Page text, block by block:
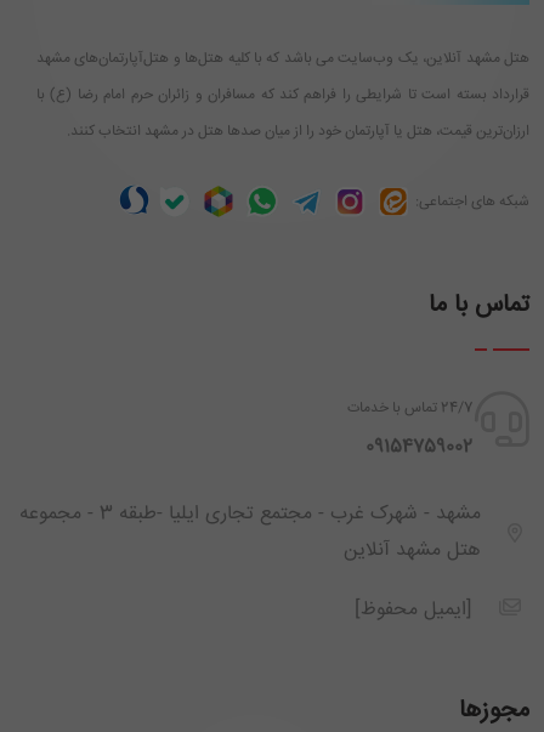
هتل مشهد آنلاین، یک وب‌سایت می باشد که با کلیه هتل‌ها و هتل‌آپارتمان‌های مشهد
قرارداد بسته است تا شرایطی را فراهم کند که مسافران و زائران حرم امام رضا (ع) با
ارزان‌ترین قیمت، هتل یا آپارتمان خود را از میان صدها هتل در مشهد انتخاب کنند.
شبکه های اجتماعی:
تماس با ما
24/7 تماس با خدمات
‪ 09154759002
مشهد - شهرک غرب - مجتمع تجاری ایلیا -طبقه 3 - مجموعه
هتل مشهد آنلاین
[ایمیل محفوظ]
مجوزها